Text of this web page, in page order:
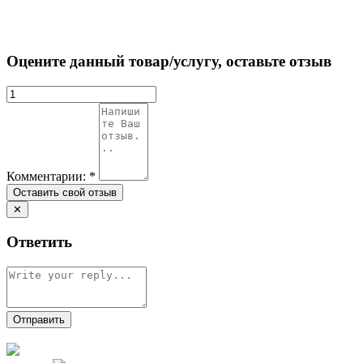
Оцените данный товар/услугу, оставьте отзыв
Комментарии: *
✕
Ответить